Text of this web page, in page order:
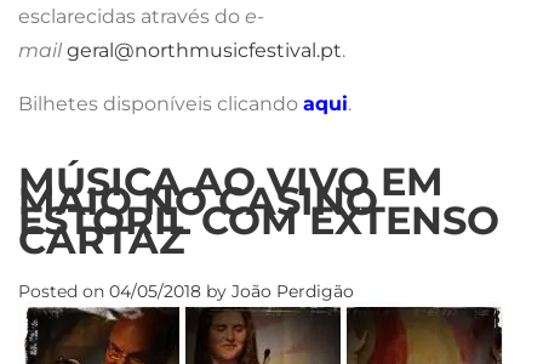
esclarecidas através do e-
mail geral@northmusicfestival.pt.
Bilhetes disponíveis clicando aqui.
MÚSICA AO VIVO EM
MAIO NO CASINO
ESTORIL COM EXTENSO
CARTAZ
Posted on 04/05/2018 by João Perdigão